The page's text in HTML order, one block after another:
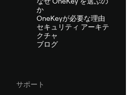
か
OneKeyが必要な理由
セキュリティ アーキテ
クチャ
ブログ
サポート